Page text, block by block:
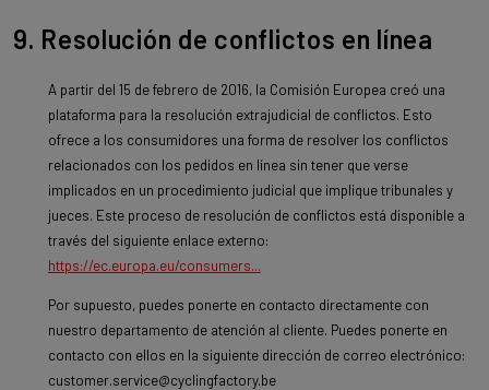
9. Resolución de conflictos en línea
A partir del 15 de febrero de 2016, la Comisión Europea creó una
plataforma para la resolución extrajudicial de conflictos. Esto
ofrece a los consumidores una forma de resolver los conflictos
relacionados con los pedidos en línea sin tener que verse
implicados en un procedimiento judicial que implique tribunales y
jueces. Este proceso de resolución de conflictos está disponible a
través del siguiente enlace externo:
https://ec.europa.eu/consumers...
Por supuesto, puedes ponerte en contacto directamente con
nuestro departamento de atención al cliente. Puedes ponerte en
contacto con ellos en la siguiente dirección de correo electrónico:
customer.service@cyclingfactory.be